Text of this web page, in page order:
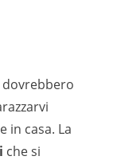
dovrebbero
in casa. La
che si